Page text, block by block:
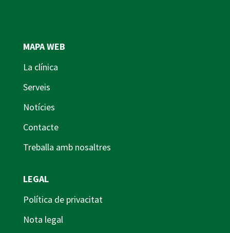
MAPA WEB
La clínica
Serveis
Notícies
Contacte
Treballa amb nosaltres
LEGAL
Política de privacitat
Nota legal